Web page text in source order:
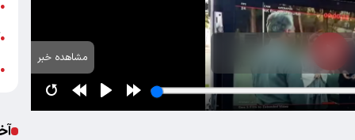
مشاهده خبر
●
●
●